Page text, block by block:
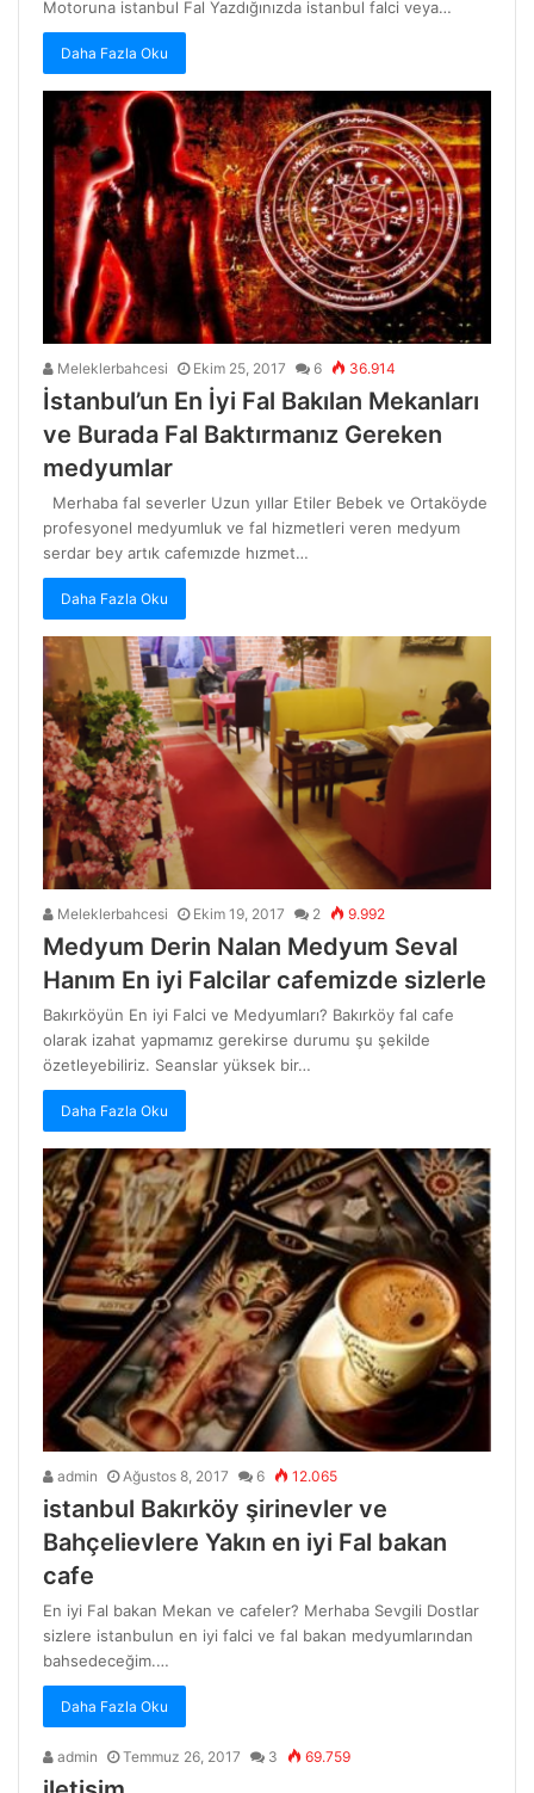
Motoruna istanbul Fal Yazdığınızda istanbul falci veya…
Daha Fazla Oku
Meleklerbahcesi Ekim 25, 2017 6 36.914
İstanbul’un En İyi Fal Bakılan Mekanları
ve Burada Fal Baktırmanız Gereken
medyumlar
Merhaba fal severler Uzun yıllar Etiler Bebek ve Ortaköyde
profesyonel medyumluk ve fal hizmetleri veren medyum
serdar bey artık cafemızde hızmet…
Daha Fazla Oku
Meleklerbahcesi Ekim 19, 2017 2 9.992
Medyum Derin Nalan Medyum Seval
Hanım En iyi Falcilar cafemizde sizlerle
Bakırköyün En iyi Falci ve Medyumları? Bakırköy fal cafe
olarak izahat yapmamız gerekirse durumu şu şekilde
özetleyebiliriz. Seanslar yüksek bir…
Daha Fazla Oku
admin Ağustos 8, 2017 6 12.065
istanbul Bakırköy şirinevler ve
Bahçelievlere Yakın en iyi Fal bakan
cafe
En iyi Fal bakan Mekan ve cafeler? Merhaba Sevgili Dostlar
sizlere istanbulun en iyi falci ve fal bakan medyumlarından
bahsedeceğim.…
Daha Fazla Oku
admin Temmuz 26, 2017 3 69.759